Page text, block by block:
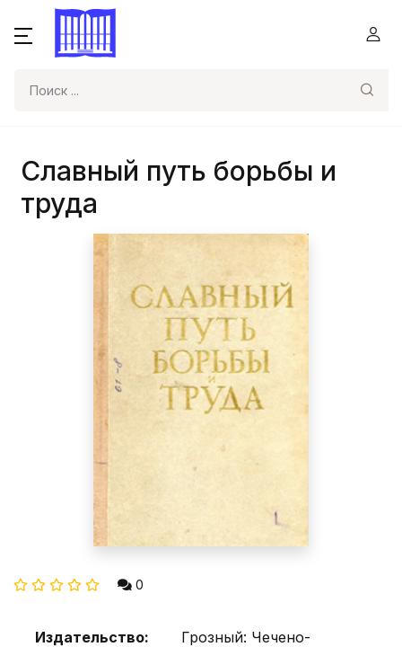
Славный путь борьбы и
труда
0
Издательство:
Грозный: Чечено-